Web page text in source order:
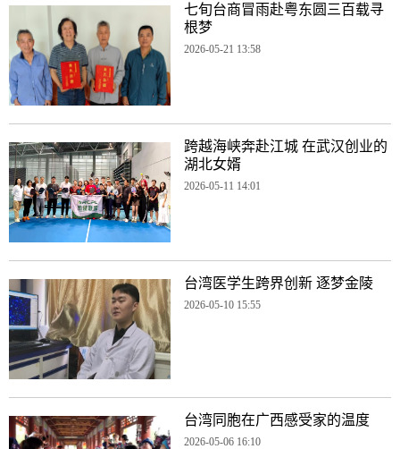
七旬台商冒雨赴粤东圆三百载寻
根梦
2026-05-21 13:58
跨越海峡奔赴江城 在武汉创业的
湖北女婿
2026-05-11 14:01
台湾医学生跨界创新 逐梦金陵
2026-05-10 15:55
台湾同胞在广西感受家的温度
2026-05-06 16:10